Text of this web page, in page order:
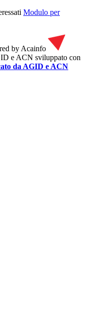
Modulo per
by Acainfo
e ACN sviluppato con
da AGID e ACN